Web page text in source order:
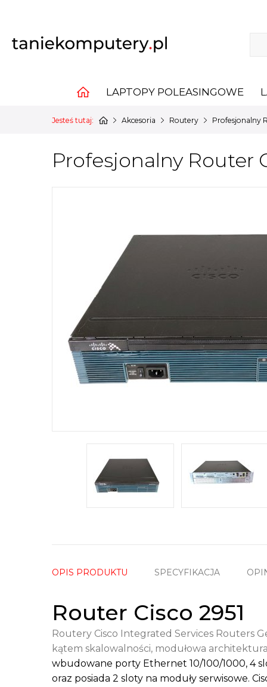
LAPTOPY POLEASINGOWE
Jesteś tutaj: Akcesoria Routery Profesjonalny
Profesjonalny Router
OPIS PRODUKTU SPECYFIKACJA
Router Cisco 2951
Routery Cisco Integrated Services Routers
kątem skalowalności, modułowa
wbudowane porty Ethernet 10/100/1000, 4
oraz posiada 2 sloty na moduły serwisowe.